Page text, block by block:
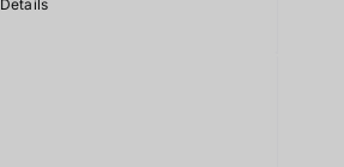
Details